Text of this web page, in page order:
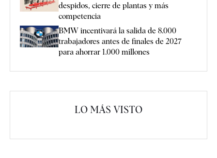
despidos, cierre de plantas y más
competencia
BMW incentivará la salida de 8.000
trabajadores antes de finales de 2027
para ahorrar 1.000 millones
LO MÁS VISTO